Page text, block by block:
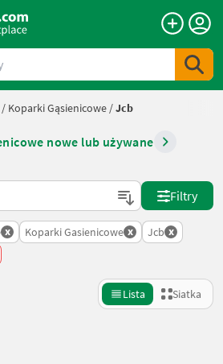
/ Koparki Gąsienicowe /Jcb
nowe lub używane
Filtry
x Koparki Gasienicowe x Jcb x
Lista Siatka